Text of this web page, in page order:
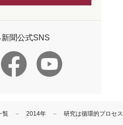
覧 2014年 研究は循環的プロセ
新聞公式SNS